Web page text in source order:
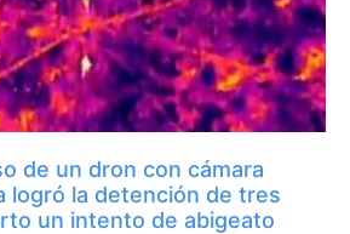
de un dron con cámara
logró la detención de tres
un intento de abigeato